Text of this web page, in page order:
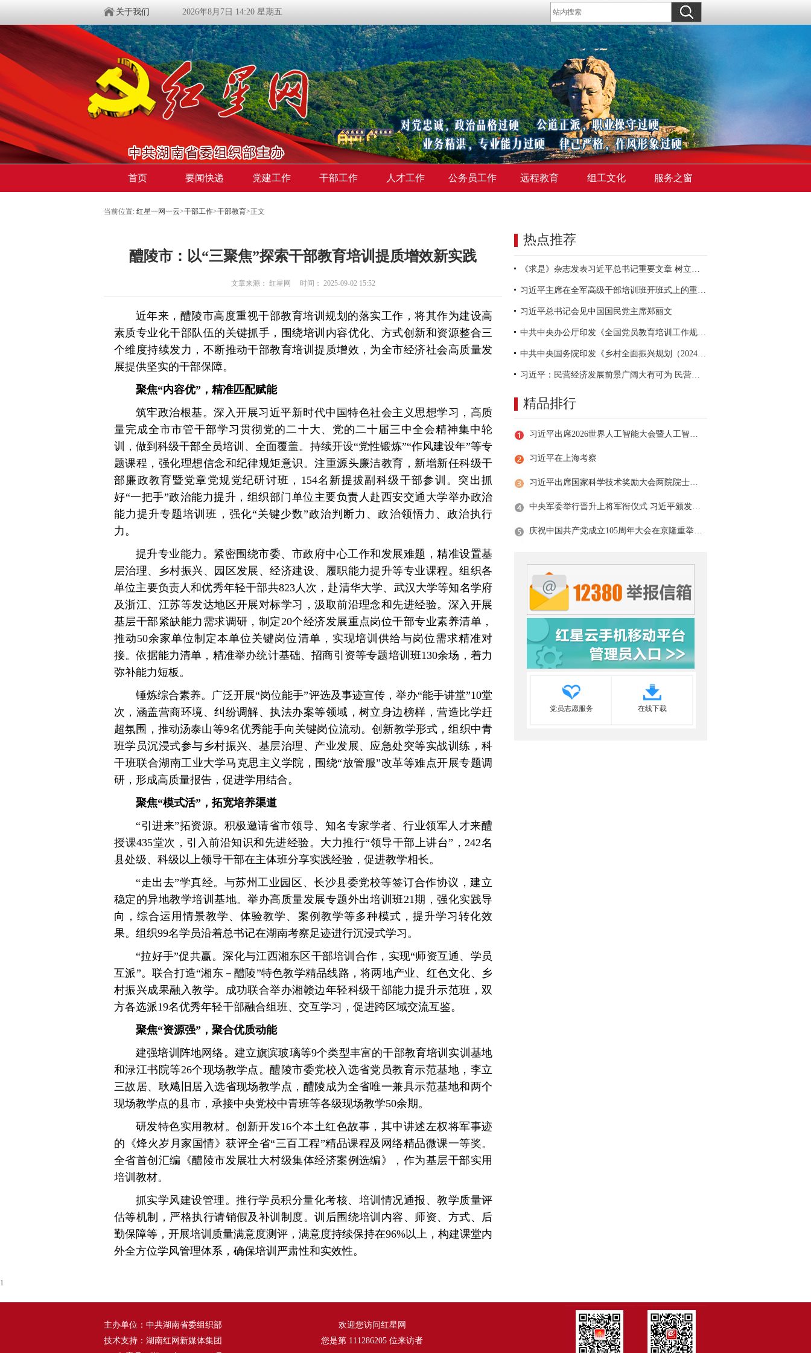
关于我们 2026年8月7日 14:20 星期五
首页 要闻快递 党建工作 干部工作 人才工作 公务员工作 远程教育 组工文化 服务之窗
当前位置: 红星一网一云>干部工作>干部教育>正文
醴陵市：以“三聚焦”探索干部教育培训提质增效新实践
文章来源： 红星网 时间： 2025-09-02 15:52
近年来，醴陵市高度重视干部教育培训规划的落实工作，将其作为建设高
素质专业化干部队伍的关键抓手，围绕培训内容优化、方式创新和资源整合三
个维度持续发力，不断推动干部教育培训提质增效，为全市经济社会高质量发
展提供坚实的干部保障。
聚焦“内容优”，精准匹配赋能
筑牢政治根基。深入开展习近平新时代中国特色社会主义思想学习，高质
量完成全市市管干部学习贯彻党的二十大、党的二十届三中全会精神集中轮
训，做到科级干部全员培训、全面覆盖。持续开设“党性锻炼”“作风建设年”等专
题课程，强化理想信念和纪律规矩意识。注重源头廉洁教育，新增新任科级干
部廉政教育暨党章党规党纪研讨班，154名新提拔副科级干部参训。突出抓
好“一把手”政治能力提升，组织部门单位主要负责人赴西安交通大学举办政治
能力提升专题培训班，强化“关键少数”政治判断力、政治领悟力、政治执行
力。
提升专业能力。紧密围绕市委、市政府中心工作和发展难题，精准设置基
层治理、乡村振兴、园区发展、经济建设、履职能力提升等专业课程。组织各
单位主要负责人和优秀年轻干部共823人次，赴清华大学、武汉大学等知名学府
及浙江、江苏等发达地区开展对标学习，汲取前沿理念和先进经验。深入开展
基层干部紧缺能力需求调研，制定20个经济发展重点岗位干部专业素养清单，
推动50余家单位制定本单位关键岗位清单，实现培训供给与岗位需求精准对
接。依据能力清单，精准举办统计基础、招商引资等专题培训班130余场，着力
弥补能力短板。
锤炼综合素养。广泛开展“岗位能手”评选及事迹宣传，举办“能手讲堂”10堂
次，涵盖营商环境、纠纷调解、执法办案等领域，树立身边榜样，营造比学赶
超氛围，推动汤泰山等9名优秀能手向关键岗位流动。创新教学形式，组织中青
班学员沉浸式参与乡村振兴、基层治理、产业发展、应急处突等实战训练，科
干班联合湖南工业大学马克思主义学院，围绕“放管服”改革等难点开展专题调
研，形成高质量报告，促进学用结合。
聚焦“模式活”，拓宽培养渠道
“引进来”拓资源。积极邀请省市领导、知名专家学者、行业领军人才来醴
授课435堂次，引入前沿知识和先进经验。大力推行“领导干部上讲台”，242名
县处级、科级以上领导干部在主体班分享实践经验，促进教学相长。
“走出去”学真经。与苏州工业园区、长沙县委党校等签订合作协议，建立
稳定的异地教学培训基地。举办高质量发展专题外出培训班21期，强化实践导
向，综合运用情景教学、体验教学、案例教学等多种模式，提升学习转化效
果。组织99名学员沿着总书记在湖南考察足迹进行沉浸式学习。
“拉好手”促共赢。深化与江西湘东区干部培训合作，实现“师资互通、学员
互派”。联合打造“湘东－醴陵”特色教学精品线路，将两地产业、红色文化、乡
村振兴成果融入教学。成功联合举办湘赣边年轻科级干部能力提升示范班，双
方各选派19名优秀年轻干部融合组班、交互学习，促进跨区域交流互鉴。
聚焦“资源强”，聚合优质动能
建强培训阵地网络。建立旗滨玻璃等9个类型丰富的干部教育培训实训基地
和渌江书院等26个现场教学点。醴陵市委党校入选省党员教育示范基地，李立
三故居、耿飚旧居入选省现场教学点，醴陵成为全省唯一兼具示范基地和两个
现场教学点的县市，承接中央党校中青班等各级现场教学50余期。
研发特色实用教材。创新开发16个本土红色故事，其中讲述左权将军事迹
的《烽火岁月家国情》获评全省“三百工程”精品课程及网络精品微课一等奖。
全省首创汇编《醴陵市发展壮大村级集体经济案例选编》，作为基层干部实用
培训教材。
抓实学风建设管理。推行学员积分量化考核、培训情况通报、教学质量评
估等机制，严格执行请销假及补训制度。训后围绕培训内容、师资、方式、后
勤保障等，开展培训质量满意度测评，满意度持续保持在96%以上，构建课堂内
外全方位学风管理体系，确保培训严肃性和实效性。
热点推荐
《求是》杂志发表习近平总书记重要文章 树立和践行正确政绩观
习近平主席在全军高级干部培训班开班式上的重要讲话引领全军开展思想整风、深化政治整训
习近平总书记会见中国国民党主席郑丽文
中共中央办公厅印发《全国党员教育培训工作规划（2024－2028年）》
中共中央国务院印发《乡村全面振兴规划（2024—2027年）》
习近平：民营经济发展前景广阔大有可为 民营企业和民营企业家大显身手正当其时
精品排行
习近平出席2026世界人工智能大会暨人工智能全球治理高级别会议开幕式并发表主旨讲话
习近平在上海考察
习近平出席国家科学技术奖励大会两院院士大会中国科协第十一次全国代表大会并发表重要讲话
中央军委举行晋升上将军衔仪式 习近平颁发命令状并向晋衔的军官表示祝贺
庆祝中国共产党成立105周年大会在京隆重举行 习近平发表重要讲话
党员志愿服务 在线下载
1
主办单位：中共湖南省委组织部
技术支持：湖南红网新媒体集团
欢迎您访问红星网
您是第 111286205 位来访者